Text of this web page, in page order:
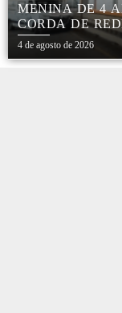
MENINA DE 4
CORDA DE
AO PESCOÇO
4 de agosto de 2026